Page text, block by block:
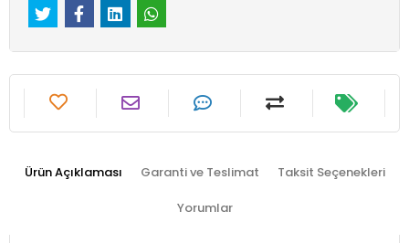
Ürün Açıklaması Garanti ve Teslimat Taksit Seçenekleri
Yorumlar